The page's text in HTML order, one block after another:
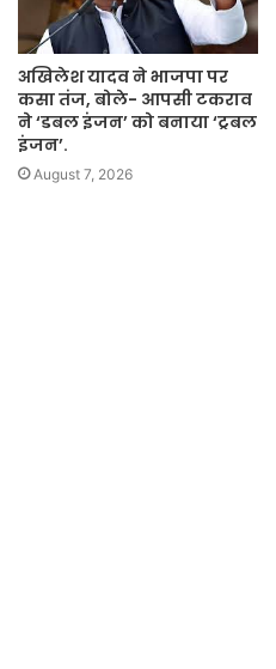
अखिलेश यादव ने भाजपा पर
कसा तंज, बोले- आपसी टकराव
ने ‘डबल इंजन’ को बनाया ‘ट्रबल
इंजन’.
August 7, 2026